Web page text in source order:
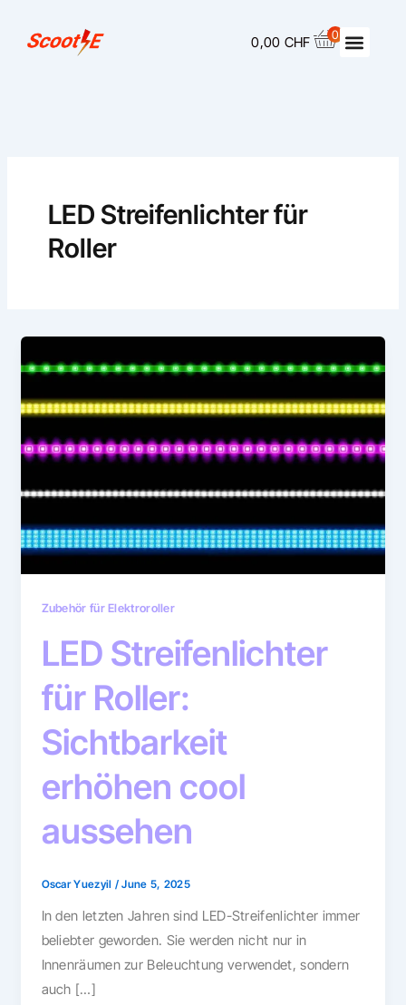
0,00 CHF 0 Menu
LED Streifenlichter für
Roller
Zubehör für Elektroroller
LED Streifenlichter
für Roller:
Sichtbarkeit
erhöhen cool
aussehen
Oscar Yuezyil /June 5, 2025
In den letzten Jahren sind LED-Streifenlichter immer
beliebter geworden. Sie werden nicht nur in
Innenräumen zur Beleuchtung verwendet, sondern
auch […]